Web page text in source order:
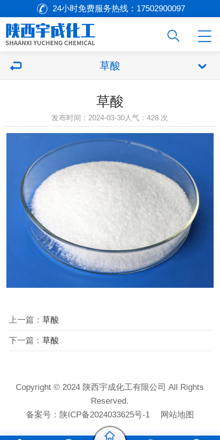
24小时免费服务热线： 17502900097
草酸
草酸
发布时间：2024-03-30 人气：428 次
上一篇： 草酸
下一篇： 草酸
Copyright © 2024 陕西宇成化工有限公司 All Rights
Reserved.
备案号： 陕ICP备2024033625号-1 网站地图